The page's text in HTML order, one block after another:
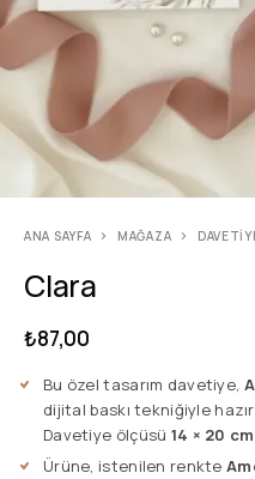
ANA SAYFA MAĞAZA
Clara
₺87,00
Bu özel tasarım davetiye,
dijital baskı tekniğiyle
Davetiye ölçüsü 14 × 20 cm
Ürüne, istenilen renkte